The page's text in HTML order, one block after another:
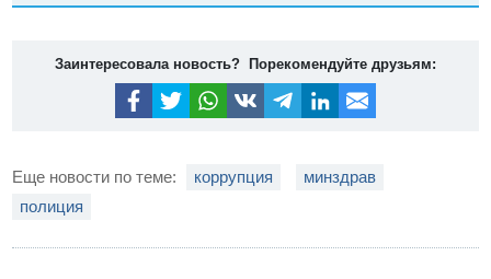
Заинтересовала новость? Порекомендуйте друзьям:
Еще новости по теме: коррупция
минздрав
полиция